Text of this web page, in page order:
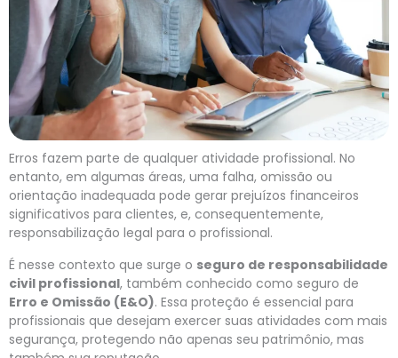
Erros fazem parte de qualquer atividade profissional. No
entanto, em algumas áreas, uma falha, omissão ou
orientação inadequada pode gerar prejuízos financeiros
significativos para clientes, e, consequentemente,
responsabilização legal para o profissional.
É nesse contexto que surge o seguro de responsabilidade
civil profissional, também conhecido como seguro de
Erro e Omissão (E&O). Essa proteção é essencial para
profissionais que desejam exercer suas atividades com mais
segurança, protegendo não apenas seu patrimônio, mas